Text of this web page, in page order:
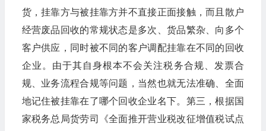
货，挂靠方与被挂靠方并不直接正面接触，而且散户
经营废品回收的常规状态是多次、货品繁杂、向多个
客户供应，同时被不同的客户调配挂靠在不同的回收
企业。由于其自身根本不会关注税务合规、发票合
规、业务流程合规等问题，当然也就无法准确、全面
地记住被挂靠在了哪个回收企业名下。第三，根据国
家税务总局货劳司《全面推开营业税改征增值税试点